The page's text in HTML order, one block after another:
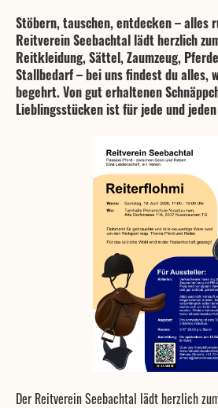
Stöbern, tauschen, entdecken – alles
Reitverein Seebachtal lädt herzlich
Reitkleidung, Sättel, Zaumzeug,
Stallbedarf – bei uns findest du alles,
begehrt. Von gut erhaltenen
Lieblingsstücken ist für jede und
Der Reitverein Seebachtal lädt herzlich